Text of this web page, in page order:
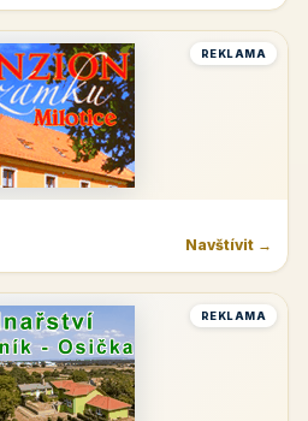
REKLAMA
Navštívit →
REKLAMA